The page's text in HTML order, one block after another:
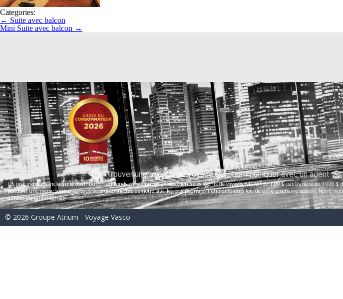
Categories:
← Suite avec balcon
Mini Suite avec balcon →
Trouver une agence de voyage Communiquer avec un agent
Les prix indiqués incluent la contribution au Fonds d’indemnisation des clients des agents de voyages (FICAV) de 1,00 $ par tranche de 1
pendant une même session. Si vous vous déconnectez de notre site, les prix pourraient être différents lors de votre prochaine session. Notre
différer du tarif internet.
© 2026 Groupe Atrium - Voyage Vasco